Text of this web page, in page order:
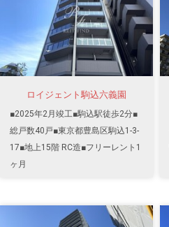
ロイジェント駒込六義園
■2025年2月竣工■駒込駅徒歩2分■
総戸数40戸■東京都豊島区駒込1-3-
17■地上15階 RC造■フリーレント1
ヶ月